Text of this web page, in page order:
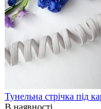
Тунельна стрічка під
В наявності